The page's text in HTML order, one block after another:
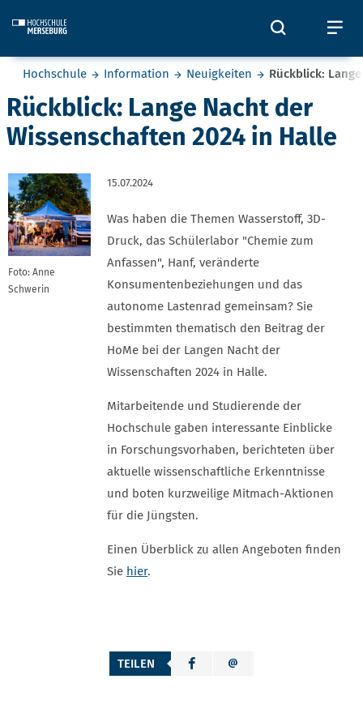
Öffnet
Sie befinden sich hier:
Hochschule Information Neuigkeiten Rückblick:
Rückblick: Lange Nacht der
Wissenschaften 2024 in Halle
Foto: Anne
Schwerin
15.07.2024
Was haben die Themen Wasserstoff, 3D-
Druck, das Schülerlabor "Chemie zum
Anfassen", Hanf, veränderte
Konsumentenbeziehungen und das
autonome Lastenrad gemeinsam? Sie
bestimmten thematisch den Beitrag der
HoMe bei der Langen Nacht der
Wissenschaften 2024 in Halle.
Mitarbeitende und Studierende der
Hochschule gaben interessante Einblicke
in Forschungsvorhaben, berichteten über
aktuelle wissenschaftliche Erkenntnisse
und boten kurzweilige Mitmach-Aktionen
für die Jüngsten.
Einen Überblick zu allen Angeboten finden
Sie hier.
TEILEN